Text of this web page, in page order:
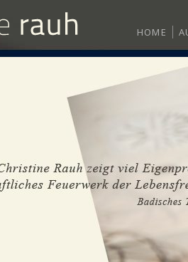
HOME